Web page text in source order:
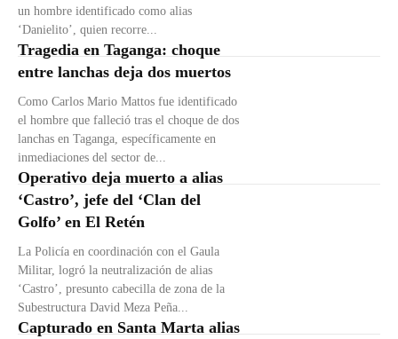
un hombre identificado como alias
‘Danielito’, quien recorre...
Tragedia en Taganga: choque
entre lanchas deja dos muertos
Como Carlos Mario Mattos fue identificado
el hombre que falleció tras el choque de dos
lanchas en Taganga, específicamente en
inmediaciones del sector de...
Operativo deja muerto a alias
‘Castro’, jefe del ‘Clan del
Golfo’ en El Retén
La Policía en coordinación con el Gaula
Militar, logró la neutralización de alias
‘Castro’, presunto cabecilla de zona de la
Subestructura David Meza Peña...
Capturado en Santa Marta alias